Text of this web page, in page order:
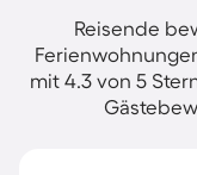
Reisende
mit 4.3 von 5